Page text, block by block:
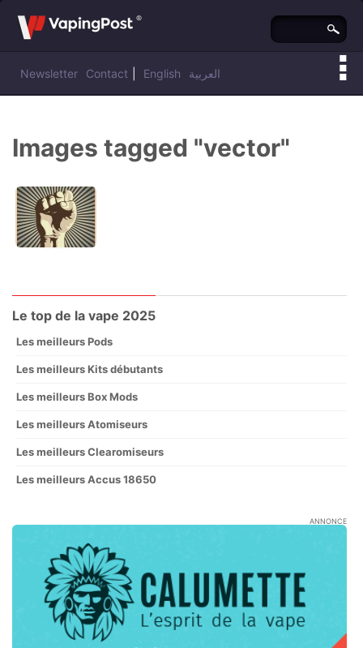
Newsletter Contact English العربية
Vous êtes ici :Vaping Post»
Images tagged "vector"
Le top de la vape 2025
Les meilleurs Pods
Les meilleurs Kits débutants
Les meilleurs Box Mods
Les meilleurs Atomiseurs
Les meilleurs Clearomiseurs
Les meilleurs Accus 18650
ANNONCE